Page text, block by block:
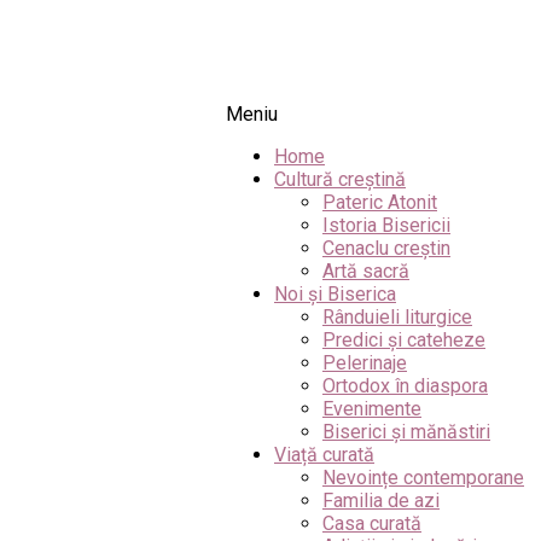
Meniu
Home
Cultură creștină
Pateric Atonit
Istoria Bisericii
Cenaclu creștin
Artă sacră
Noi și Biserica
Rânduieli liturgice
Predici și cateheze
Pelerinaje
Ortodox în diaspora
Evenimente
Biserici și mănăstiri
Viață curată
Nevoințe contemporane
Familia de azi
Casa curată